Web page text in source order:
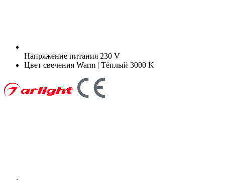
Напряжение питания 230 V
Цвет свечения Warm | Тёплый 3000 K